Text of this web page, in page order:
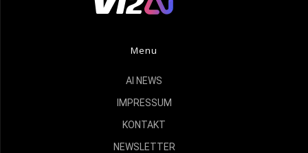
Menu
AI NEWS
IMPRESSUM
KONTAKT
NEWSLETTER